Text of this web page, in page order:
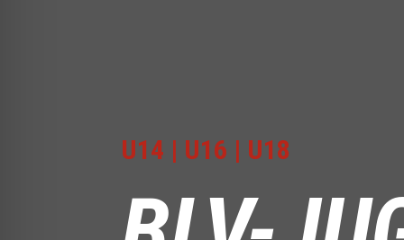
U14 | U16 | U18